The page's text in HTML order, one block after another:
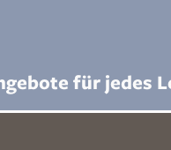
für jedes